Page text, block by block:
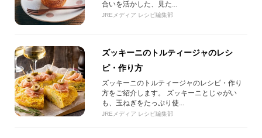
合いを活かした、見た...
JREメディア レシピ編集部
ズッキーニのトルティージャのレシ
ピ・作り方
ズッキーニのトルティージャのレシピ・作り
方をご紹介します。 ズッキーニとじゃがい
も、玉ねぎをたっぷり使...
JREメディア レシピ編集部